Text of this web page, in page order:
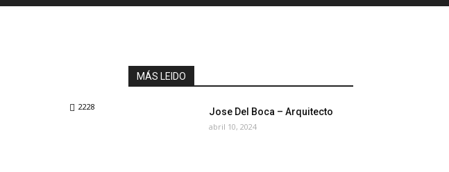
2228
MÁS LEIDO
Jose Del Boca – Arquitecto
abril 10, 2024